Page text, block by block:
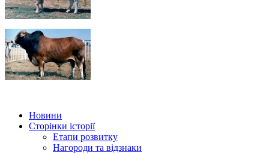
Новини
Сторінки історії
Етапи розвитку
Нагороди та відзнаки